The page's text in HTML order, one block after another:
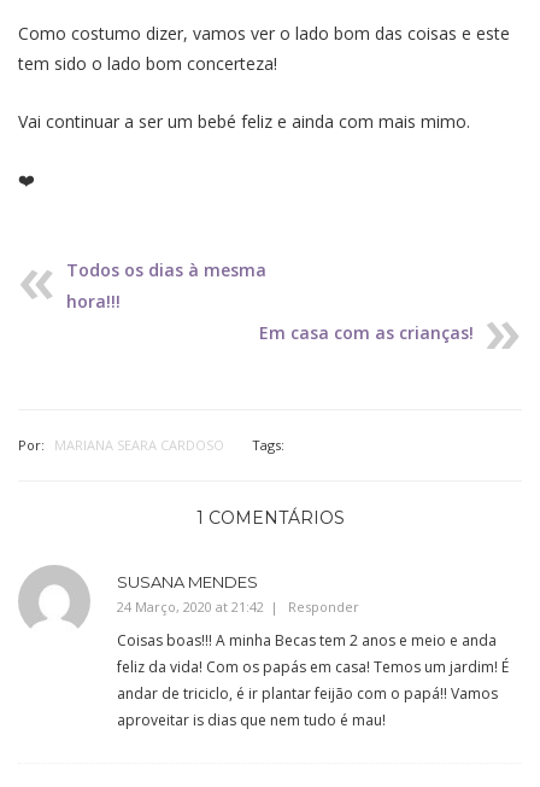
Como costumo dizer, vamos ver o lado bom das coisas e este
tem sido o lado bom concerteza!
Vai continuar a ser um bebé feliz e ainda com mais mimo.
❤️
Todos os dias à mesma
hora!!!
Em casa com as crianças!
Por: MARIANA SEARA CARDOSO Tags:
1 COMENTÁRIOS
SUSANA MENDES
24 Março, 2020 at 21:42 Responder
Coisas boas!!! A minha Becas tem 2 anos e meio e anda
feliz da vida! Com os papás em casa! Temos um jardim! É
andar de triciclo, é ir plantar feijão com o papá!! Vamos
aproveitar is dias que nem tudo é mau!